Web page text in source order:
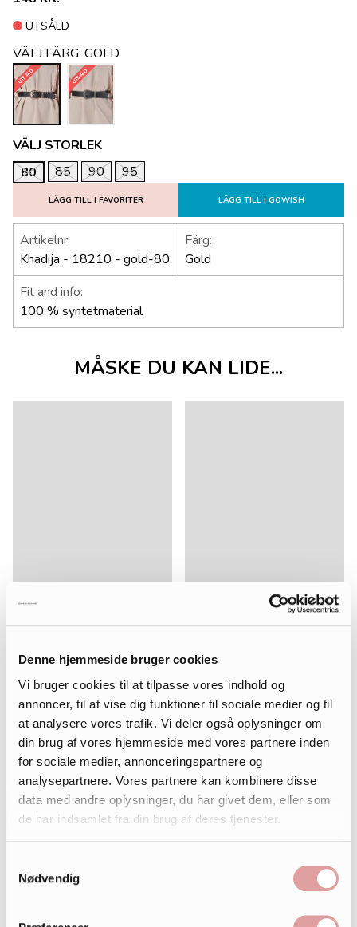
Denne hjemmeside bruger cookies
Vi bruger cookies til at tilpasse vores indhold og
annoncer, til at vise dig funktioner til sociale medier og til
at analysere vores trafik. Vi deler også oplysninger om
din brug af vores hjemmeside med vores partnere inden
for sociale medier, annonceringspartnere og
analysepartnere. Vores partnere kan kombinere disse
data med andre oplysninger, du har givet dem, eller som
de har indsamlet fra din brug af deres tjenester.
Nødvendig
VÄLJ STORLEK
80
85 90 95
UTSÅLD
LÄGG TILL I FAVORITER LÄGG TILL I GOWISH
VÄLJ FÄRG: GOLD
UTSÅLD UTSÅLD
Artikelnr:
Khadija - 18210 - gold-80
Färg:
Gold
Fit and info:
100 % syntetmaterial
MÅSKE DU KAN LIDE...